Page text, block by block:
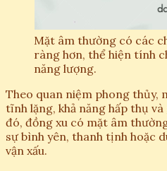
Mặt âm thường có các
ràng hơn, thể hiện tính
năng lượng.
Theo quan niệm phong
tĩnh lặng, khả năng hấp thụ
đó, đồng xu có mặt âm
sự bình yên, thanh tịnh hoặc
vận xấu.